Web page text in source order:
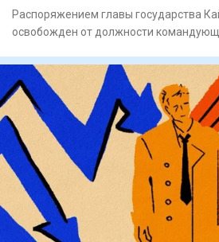
Распоряжением главы государства
освобожден от должности